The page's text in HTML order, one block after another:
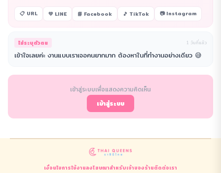
📋 URL 💚 LINE 📘 Facebook 🎵 TikTok 📷 Instagram
ไม่ระบุตัวตน 1 วันที่แล้ว
เข้าใจเลยค่ะ งานแบบเราเจอคนยากมาก ต้องหาในที่ทำงานอย่างเดียว 😅
เข้าสู่ระบบเพื่อแสดงความคิดเห็น
เข้าสู่ระบบ
เงื่อนไขการใช้งานลงโฆษณาสำหรับเจ้าของร้านติดต่อเรา